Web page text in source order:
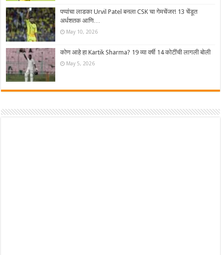
पप्पांचा लाडका Urvil Patel बनला CSK चा गेमचेंजर! 13 चेंडूत
अर्धशतक आणि…
May 10, 2026
कोण आहे हा Kartik Sharma? 19 व्या वर्षी 14 कोटींची लागली बोली
May 5, 2026